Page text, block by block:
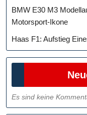
BMW E30 M3
Motorsport-Ikone
Haas F1: Aufstieg
Es sind keine